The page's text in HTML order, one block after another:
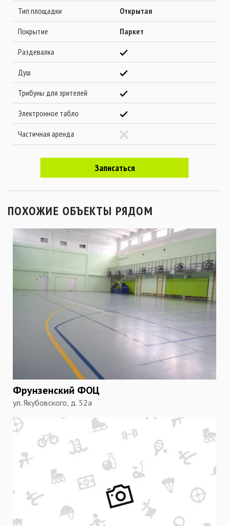
Тип площадки
Открытая
Покрытие
Паркет
Раздевалка
Душ
Трибуны для зрителей
Электронное табло
Частичная аренда
Записаться
ПОХОЖИЕ ОБЪЕКТЫ РЯДОМ
Фрунзенский ФОЦ
ул. Якубовского, д. 52а